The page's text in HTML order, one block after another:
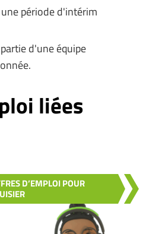
période d'intérim
d'une équipe
liées
D’EMPLOI POUR